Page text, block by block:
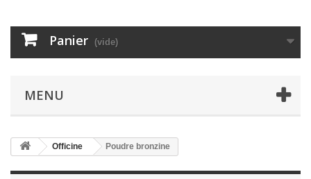
Panier (vide)
MENU
Officine Poudre bronzine